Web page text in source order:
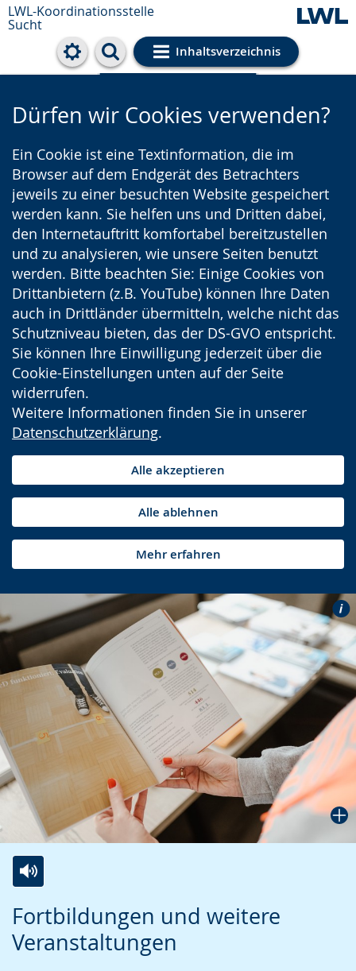
LWL-Koordinationsstelle
Sucht
Inhaltsverzeichnis
Cookie-Einstellungen
Dürfen wir Cookies verwenden?
Ein Cookie ist eine Textinformation, die im
Browser auf dem Endgerät des Betrachters
jeweils zu einer besuchten Website gespeichert
werden kann. Sie helfen uns und Dritten dabei,
den Internetauftritt komfortabel bereitzustellen
und zu analysieren, wie unsere Seiten benutzt
werden. Bitte beachten Sie: Einige Cookies von
Drittanbietern (z.B. YouTube) können Ihre Daten
auch in Drittländer übermitteln, welche nicht das
Schutzniveau bieten, das der DS-GVO entspricht.
Sie können Ihre Einwilligung jederzeit über die
Cookie-Einstellungen unten auf der Seite
widerrufen.
Weitere Informationen finden Sie in unserer
Datenschutzerklärung.
Alle akzeptieren
Alle ablehnen
Mehr erfahren
Fortbildungen und weitere
Veranstaltungen
Leichten
Sprache
Audio-
Unterstützung.
Video
in